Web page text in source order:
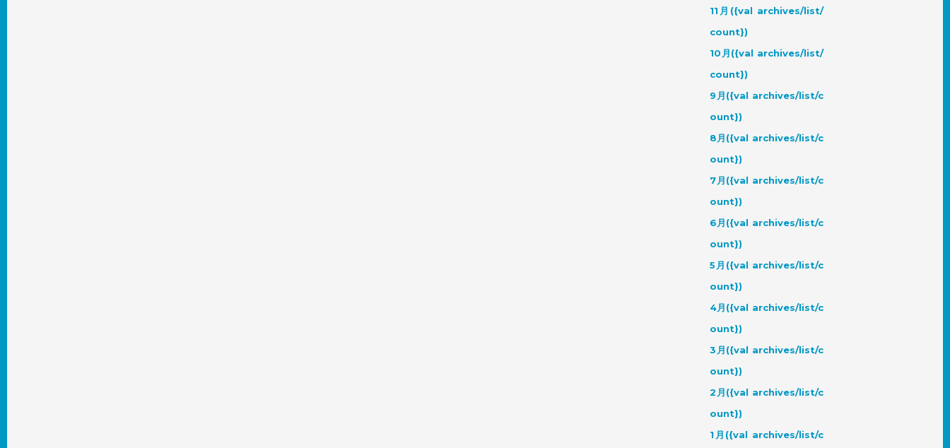
11月({val archives/list/
count})
10月({val archives/list/
count})
9月({val archives/list/c
ount})
8月({val archives/list/c
ount})
7月({val archives/list/c
ount})
6月({val archives/list/c
ount})
5月({val archives/list/c
ount})
4月({val archives/list/c
ount})
3月({val archives/list/c
ount})
2月({val archives/list/c
ount})
1月({val archives/list/c